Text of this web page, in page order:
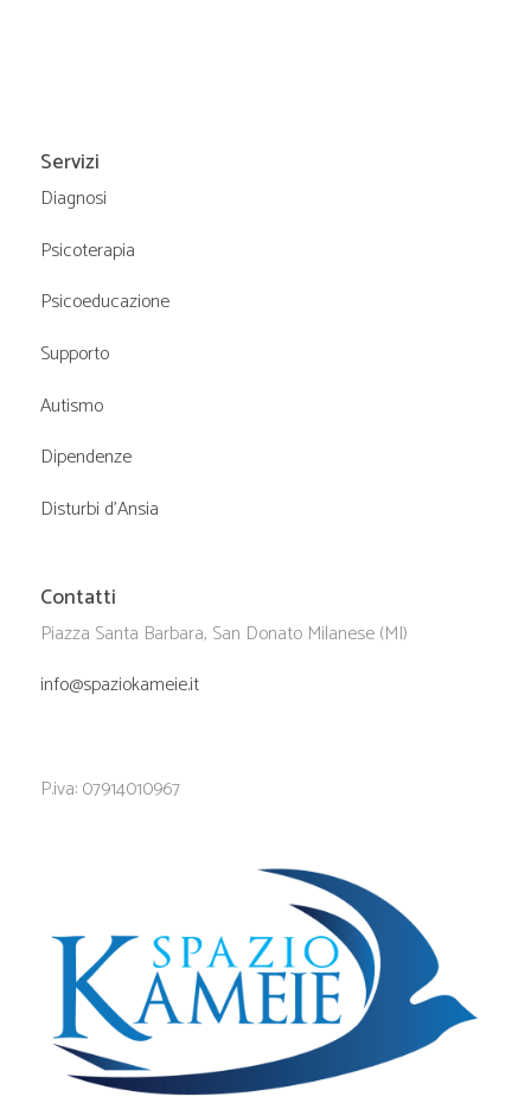
Servizi
Diagnosi
Psicoterapia
Psicoeducazione
Supporto
Autismo
Dipendenze
Disturbi d’Ansia
Contatti
Piazza Santa Barbara, San Donato Milanese (MI)
info@spaziokameie.it
P.iva: 07914010967